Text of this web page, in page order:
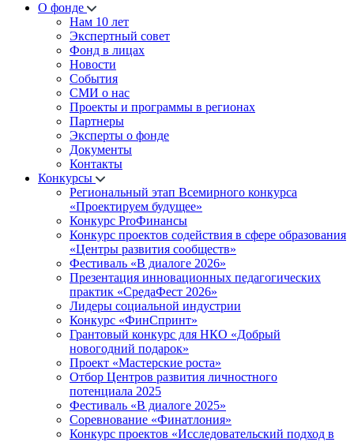
О фонде
Нам 10 лет
Экспертный совет
Фонд в лицах
Новости
События
СМИ о нас
Проекты и программы в регионах
Партнеры
Эксперты о фонде
Документы
Контакты
Конкурсы
Региональный этап Всемирного конкурса
«Проектируем будущее»
Конкурс ProФинансы
Конкурс проектов содействия в сфере образования
«Центры развития сообществ»
Фестиваль «В диалоге 2026»
Презентация инновационных педагогических
практик «СредаФест 2026»
Лидеры социальной индустрии
Конкурс «ФинСпринт»
Грантовый конкурс для НКО «Добрый
новогодний подарок»
Проект «Мастерские роста»
Отбор Центров развития личностного
потенциала 2025
Фестиваль «В диалоге 2025»
Соревнование «Финатлония»
Конкурс проектов «Исследовательский подход в